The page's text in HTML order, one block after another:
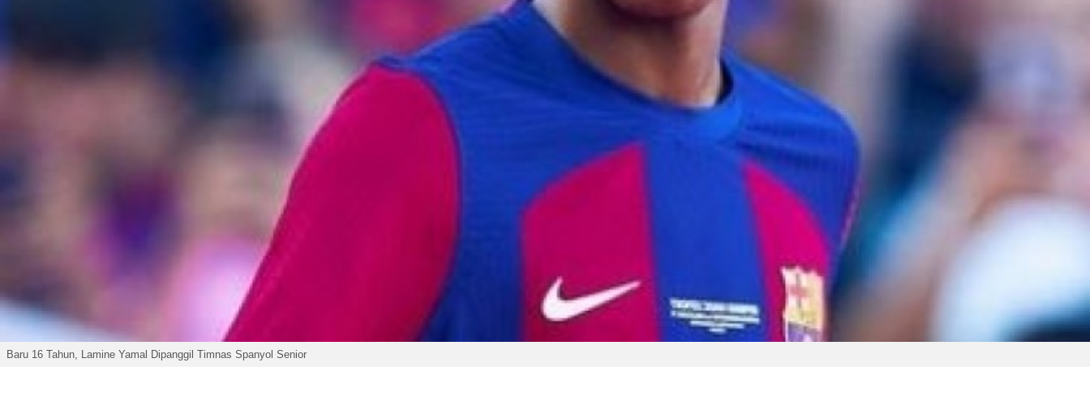
Baru 16 Tahun, Lamine Yamal Dipanggil Timnas Spanyol Senior